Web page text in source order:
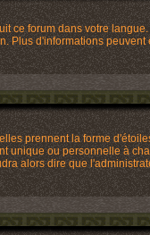
ce forum dans votre
Plus d'informations peuvent
prennent la forme
unique ou personnelle à
alors dire que